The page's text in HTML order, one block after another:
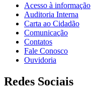
Acesso à informação
Auditoria Interna
Carta ao Cidadão
Comunicação
Contatos
Fale Conosco
Ouvidoria
Redes Sociais